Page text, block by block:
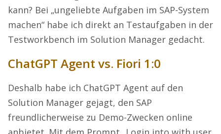
kann? Bei „ungeliebte Aufgaben im SAP-System
machen“ habe ich direkt an Testaufgaben in der
Testworkbench im Solution Manager gedacht.
ChatGPT Agent vs. Fiori 1:0
Deshalb habe ich ChatGPT Agent auf den
Solution Manager gejagt, den SAP
freundlicherweise zu Demo-Zwecken online